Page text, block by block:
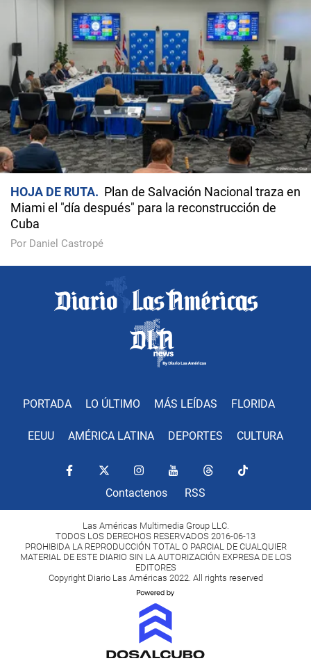
HOJA DE RUTA
Plan de Salvación Nacional traza en
Miami el "día después" para la reconstrucción de
Cuba
Por Daniel Castropé
PORTADA LO ÚLTIMO MÁS LEÍDAS FLORIDA
EEUU AMÉRICA LATINA DEPORTES CULTURA
Contactenos RSS
Las Américas Multimedia Group LLC.
TODOS LOS DERECHOS RESERVADOS 2016-06-13
PROHIBIDA LA REPRODUCCIÓN TOTAL O PARCIAL DE CUALQUIER
MATERIAL DE ESTE DIARIO SIN LA AUTORIZACIÓN EXPRESA DE LOS
EDITORES
Copyright Diario Las Américas 2022. All rights reserved